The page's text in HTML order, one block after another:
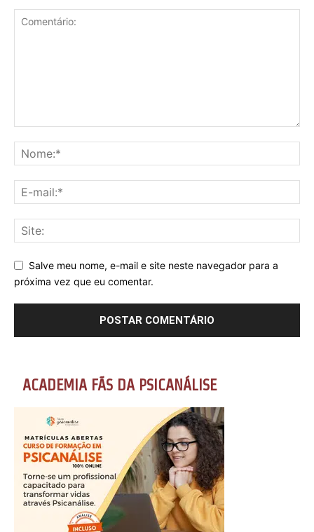
Salve meu nome, e-mail e site neste navegador para a
próxima vez que eu comentar.
ACADEMIA FÃS DA PSICANÁLISE